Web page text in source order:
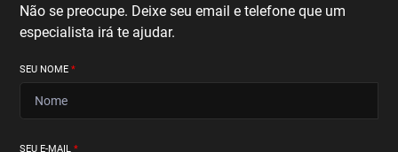
Não se preocupe. Deixe seu email e telefone que um
especialista irá te ajudar.
SEU NOME*
SEU E-MAIL*